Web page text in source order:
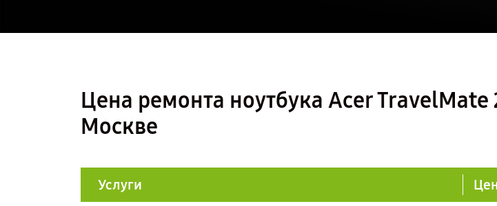
Цена ремонта ноутбука Acer TravelMate
Москве
Услуги